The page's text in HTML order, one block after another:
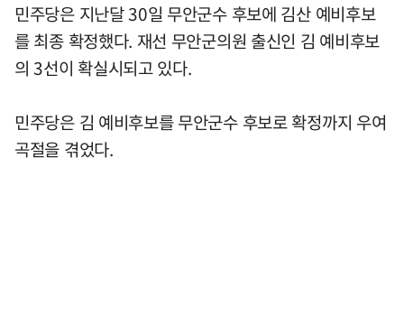
민주당은 지난달 30일 무안군수 후보에 김산 예비후보
를 최종 확정했다. 재선 무안군의원 출신인 김 예비후보
의 3선이 확실시되고 있다.
민주당은 김 예비후보를 무안군수 후보로 확정까지 우여
곡절을 겪었다.